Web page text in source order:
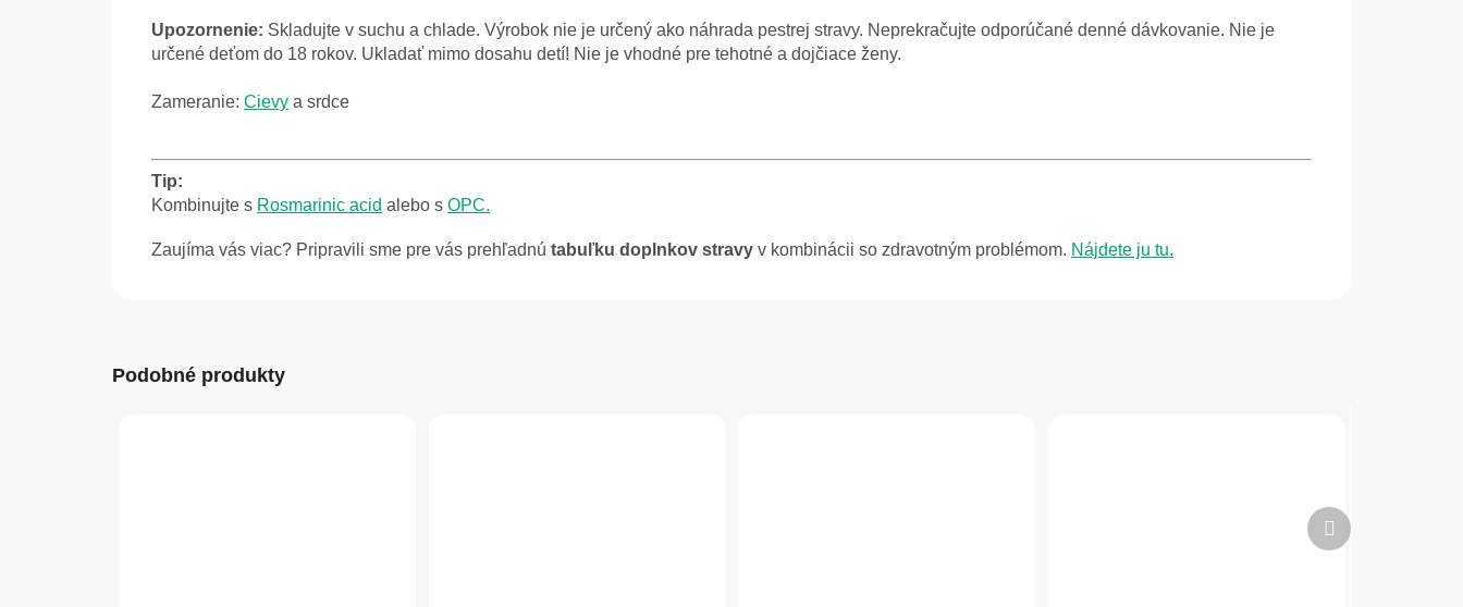
Upozornenie: Skladujte v suchu a chlade. Výrobok nie je určený ako náhrada pestrej stravy. Neprekračujte odporúčané denné dávkovanie. Nie je
určené deťom do 18 rokov. Ukladať mimo dosahu detí! Nie je vhodné pre tehotné a dojčiace ženy.
Zameranie: Cievy a srdce
Tip:
Kombinujte s Rosmarinic acid alebo s OPC.
Zaujíma vás viac? Pripravili sme pre vás prehľadnú tabuľku doplnkov stravy v kombinácii so zdravotným problémom. Nájdete ju tu.
Podobné produkty
Ďalší
produkt